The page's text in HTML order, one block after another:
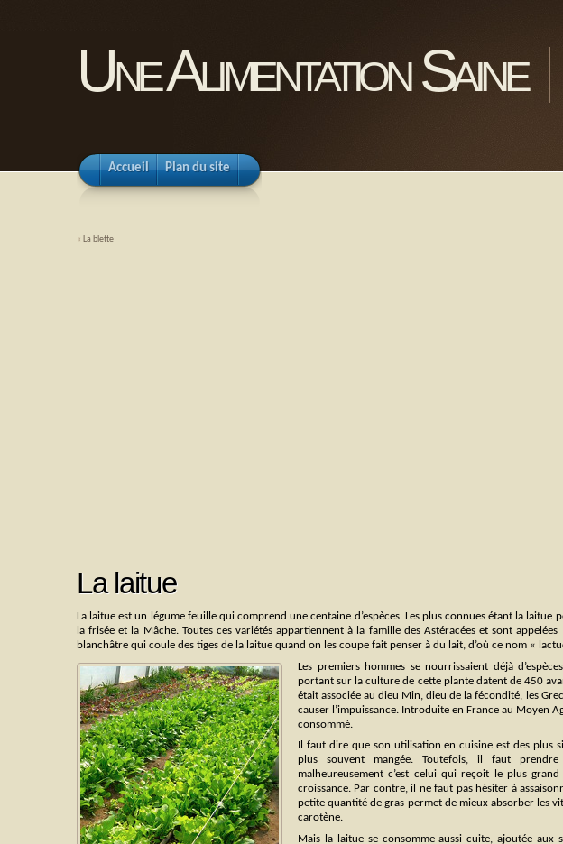
Une Alimentation Saine
Accueil Plan du site
« La blette
La laitue
La laitue est un légume feuille qui comprend une centaine d’espèces. Les plus connues étant la laitue
la frisée et la Mâche. Toutes ces variétés appartiennent à la famille des Astéracées et sont
blanchâtre qui coule des tiges de la laitue quand on les coupe fait penser à du lait, d’où ce nom «
Les premiers hommes se nourrissaient déjà
portant sur la culture de cette plante datent de 450
était associée au dieu Min, dieu de la fécondité, les
causer l’impuissance. Introduite en France au Moyen
consommé.
Il faut dire que son utilisation en cuisine est des plus
plus souvent mangée. Toutefois, il faut
malheureusement c’est celui qui reçoit le plus
croissance. Par contre, il ne faut pas hésiter à
petite quantité de gras permet de mieux absorber les
carotène.
Mais la laitue se consomme aussi cuite, ajoutée aux